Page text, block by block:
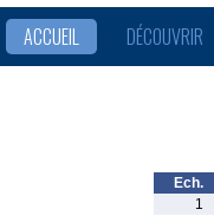
ACCUEIL DÉCOUVRIR
Ech.
1